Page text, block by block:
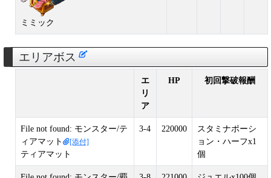
ミミック
エリアボス
エ
リ
ア
HP 初回撃破報酬
File not found: モンスター/テ
ィアマット
[添付]
ティアマット
3-4 220000
スタミナポーシ
ョン・ハーフx1
個